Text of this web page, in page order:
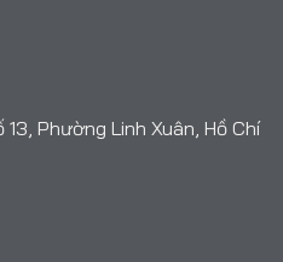
Phường Linh Xuân, Hồ Chí